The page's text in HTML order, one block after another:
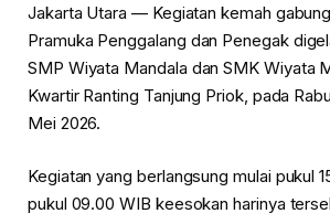
Jakarta Utara — Kegiatan kemah
Pramuka Penggalang dan Penegak
SMP Wiyata Mandala dan SMK Wiyata
Kwartir Ranting Tanjung Priok, pada
Mei 2026.
Kegiatan yang berlangsung mulai pukul
pukul 09.00 WIB keesokan harinya